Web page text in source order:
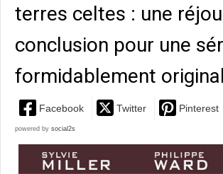
terres celtes : une
conclusion pour une
formidablement
Facebook Twitter Pinterest
powered by social2s